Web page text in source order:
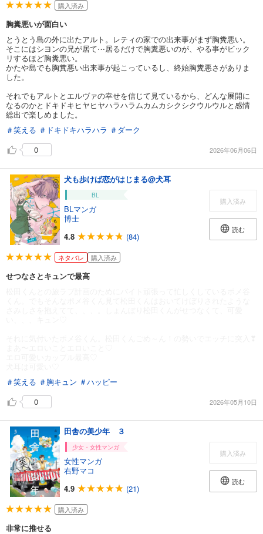
購入済み
胸糞悪いが面白い
とうとう島の外に出たアルト。レティの家での出来事がまず胸糞悪い。
そこにはシヨンの兄が居て⋯居るだけで胸糞悪いのが、やる事がビック
リするほど胸糞悪い。
かたや島でも胸糞悪い出来事が起こっているし、終始胸糞悪さがありま
した。
それでもアルトとエルヴァの幸せを信じて見ているから、どんな展開に
なるのかとドキドキヒヤヒヤハラハラムカムカシクシクウルウルと感情
総出で楽しめました。
＃笑える ＃ドキドキハラハラ ＃ダーク
0
2026年06月06日
犬も歩けば恋がはじまる@犬耳
BL
BLマンガ
博士
4.8
(84)
購入済み
読む
ネタバレ 購入済み
せつなさとキュンで最高
＃笑える ＃胸キュン ＃ハッピー
0
2026年05月10日
田舎の美少年 ３
少女・女性マンガ
女性マンガ
右野マコ
4.9
(21)
購入済み
読む
購入済み
非常に推せる